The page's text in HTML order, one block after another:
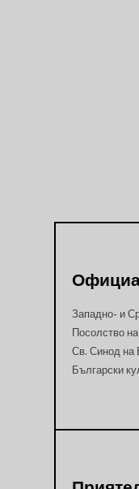
Западно- и
Посолство
Св. Синод
Български